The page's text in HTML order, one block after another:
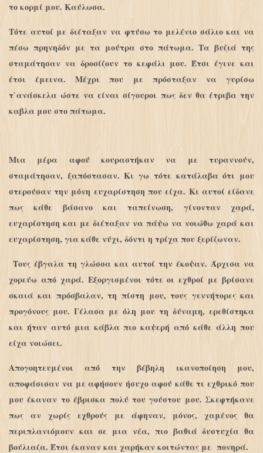
το κορμί μου. Καύλωσα.
Τότε αυτοί με διέταξαν να φτύσω το μελένιο σάλιο και να
πέσω πρηνηδόν με τα μούτρα στο πάτωμα. Τα βυζιά της
σταμάτησαν να δροσίζουν το κεφάλι μου. Έτσι έγινε και
έτσι έμεινα. Μέχρι που με πρόσταξαν να γυρίσω
τ`ανάσκελα ώστε να είναι σίγουροι πως δεν θα έτριβα την
καβλα μου στο πάτωμα.
Μια μέρα αφού κουραστήκαν να με τυραννούν,
σταμάτησαν, ξαπόστασαν. Κι γω τότε κατάλαβα ότι μου
στερούσαν την μόνη ευχαρίστηση που είχα. Κι αυτοί είδανε
πως κάθε βάσανο και ταπείνωση, γίνονταν χαρά,
ευχαρίστηση και με διέταξαν να πάψω να νοιώθω χαρά και
ευχαρίστηση, για κάθε νύχι, δόντι η τρίχα που ξερίζωναν.
Τους έβγαλα τη γλώσσα και αυτοί την έκοψαν. Άρχισα να
χορεύω από χαρά. Εξοργισμένοι τότε οι εχθροί με βρίσανε
σκαιά και πρόσβαλαν, τη πίστη μου, τους γεννήτορες και
προγόνους μου. Γέλασα με όλη μου τη δύναμη, ερεθίστηκα
και ήταν αυτό μια κάβλα πιο καψερή από κάθε άλλη που
είχα νοιώσει.
Απογοητευμένοι από την βέβηλη ικανοποίηση μου,
αποφάσισαν να με αφήσουν ήσυχο αφού κάθε τι εχθρικό που
μου έκαναν το έβρισκα πολύ του γούστου μου. Σκεφτήκανε
πως αν χωρίς εχθρούς με άφηναν, μόνος, χαμένος θα
περιπλανιόμουν και σε μια νέα, πιο βαθιά δυστυχία θα
βούλιαζα. Έτσι έκαναν και χαρήκαν κοιτώντας με πονηρά.